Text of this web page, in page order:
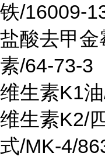
铁/16009-
盐酸去甲
素/64-73-3
维生素K1
维生素K2/
式/MK-4/